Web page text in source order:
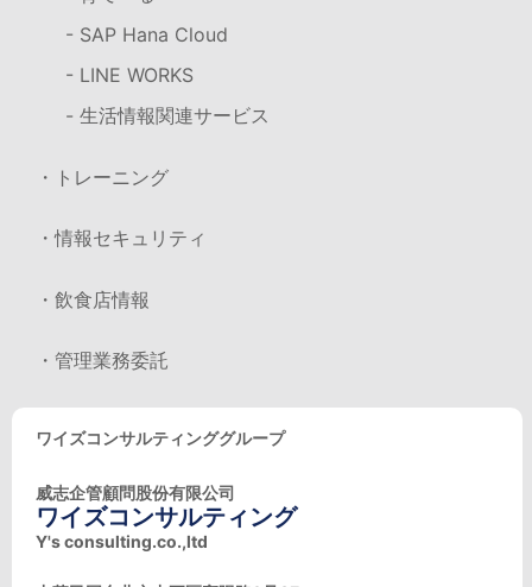
- SAP Hana Cloud
- LINE WORKS
- 生活情報関連サービス
・トレーニング
・情報セキュリティ
・飲食店情報
・管理業務委託
ワイズコンサルティンググループ
威志企管顧問股份有限公司
ワイズコンサルティング
Y's consulting.co.,ltd